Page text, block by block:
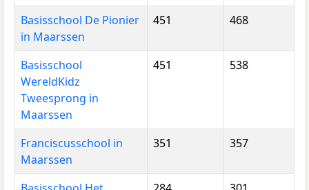
Basisschool De Pionier
in Maarssen
451 468
Basisschool
WereldKidz
Tweesprong in
Maarssen
451 538
Franciscusschool in
Maarssen
351 357